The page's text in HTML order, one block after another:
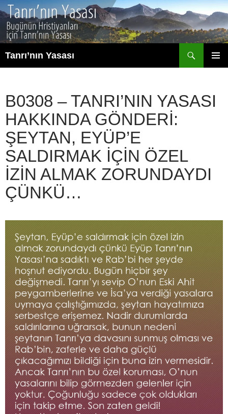
İçeriğe
atla
Tanrı’nın Yasası
B0308 – TANRI’NIN YASASI
HAKKINDA GÖNDERI:
ŞEYTAN, EYÜP’E
SALDIRMAK IÇIN ÖZEL
IZIN ALMAK ZORUNDAYDI
ÇÜNKÜ…